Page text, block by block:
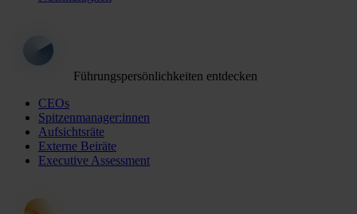
Führungspersönlichkeiten entdecken
CEOs
Spitzenmanager:innen
Aufsichtsräte
Externe Beiräte
Executive Assessment